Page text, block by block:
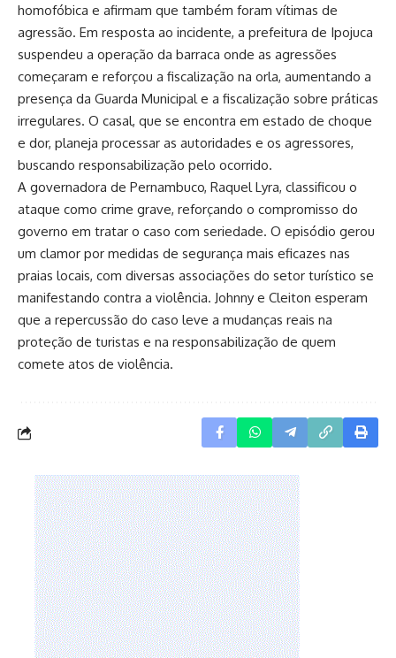
homofóbica e afirmam que também foram vítimas de
agressão. Em resposta ao incidente, a prefeitura de Ipojuca
suspendeu a operação da barraca onde as agressões
começaram e reforçou a fiscalização na orla, aumentando a
presença da Guarda Municipal e a fiscalização sobre práticas
irregulares. O casal, que se encontra em estado de choque
e dor, planeja processar as autoridades e os agressores,
buscando responsabilização pelo ocorrido.
A governadora de Pernambuco, Raquel Lyra, classificou o
ataque como crime grave, reforçando o compromisso do
governo em tratar o caso com seriedade. O episódio gerou
um clamor por medidas de segurança mais eficazes nas
praias locais, com diversas associações do setor turístico se
manifestando contra a violência. Johnny e Cleiton esperam
que a repercussão do caso leve a mudanças reais na
proteção de turistas e na responsabilização de quem
comete atos de violência.